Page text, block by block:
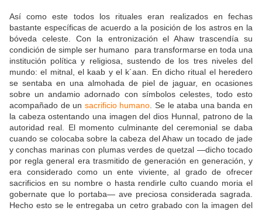
Así como este todos los rituales eran realizados en fechas
bastante específicas de acuerdo a la posición de los astros en la
bóveda celeste. Con la entronización el Ahaw trascendía su
condición de simple ser humano para transformarse en toda una
institución política y religiosa, sustendo de los tres niveles del
mundo: el mitnal, el kaab y el k´aan. En dicho ritual el heredero
se sentaba en una almohada de piel de jaguar, en ocasiones
sobre un andamio adornado con símbolos celestes, todo esto
acompañado de un sacrificio humano . Se le ataba una banda en
la cabeza ostentando una imagen del dios Hunnal, patrono de la
autoridad real. El momento culminante del ceremonial se daba
cuando se colocaba sobre la cabeza del Ahaw un tocado de jade
y conchas marinas con plumas verdes de quetzal —dicho tocado
por regla general era trasmitido de generación en generación, y
era considerado como un ente viviente, al grado de ofrecer
sacrificios en su nombre o hasta rendirle culto cuando moria el
gobernate que lo portaba— ave preciosa considerada sagrada.
Hecho esto se le entregaba un cetro grabado con la imagen del